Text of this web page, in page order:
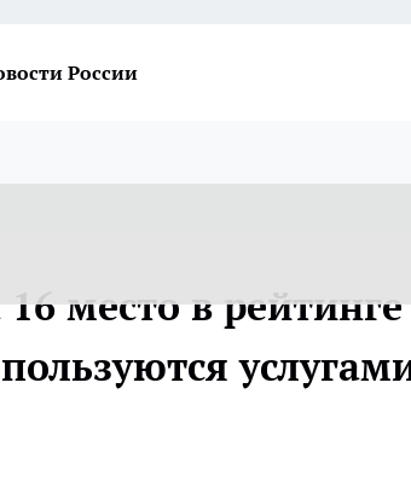
России
место в рейтинге